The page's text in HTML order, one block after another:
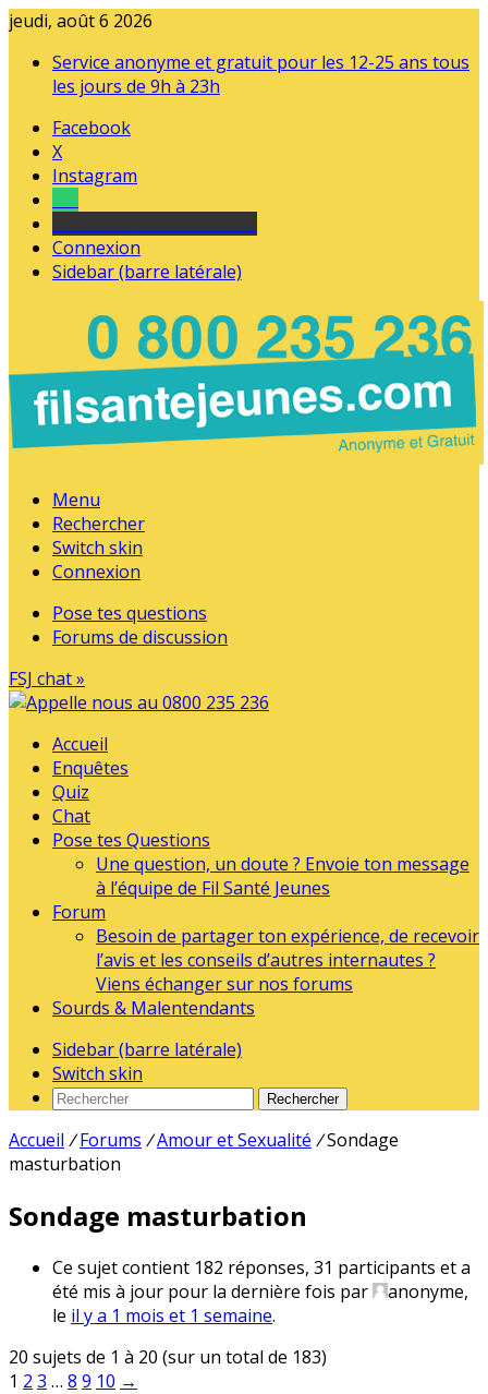
jeudi, août 6 2026
Service anonyme et gratuit pour les 12-25 ans tous
les jours de 9h à 23h
Facebook
X
Instagram
Connexion
Sidebar (barre latérale)
Menu
Rechercher
Switch skin
Connexion
Pose tes questions
Forums de discussion
FSJ chat »
Accueil
Enquêtes
Quiz
Chat
Pose tes Questions
Une question, un doute ? Envoie ton message
à l’équipe de Fil Santé Jeunes
Forum
Besoin de partager ton expérience, de recevoir
l’avis et les conseils d’autres internautes ?
Viens échanger sur nos forums
Sourds & Malentendants
Sidebar (barre latérale)
Switch skin
Rechercher
Accueil / Forums /Amour et Sexualité /Sondage
masturbation
Sondage masturbation
Ce sujet contient 182 réponses, 31 participants et a
été mis à jour pour la dernière fois par
anonyme,
le il y a 1 mois et 1 semaine.
20 sujets de 1 à 20 (sur un total de 183)
1 2 3 … 8 9 10 →